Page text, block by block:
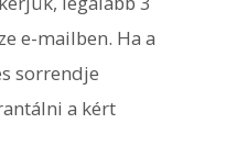
e-mailben. Ha a
sorrendje
a kért